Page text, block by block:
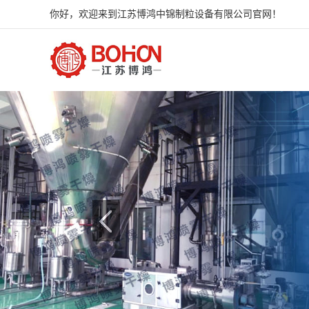
你好，欢迎来到江苏博鸿中锦制粒设备有限公司官网！